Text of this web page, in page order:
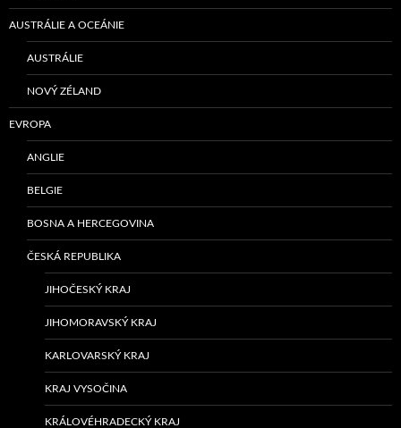
AUSTRÁLIE A OCEÁNIE
AUSTRÁLIE
NOVÝ ZÉLAND
EVROPA
ANGLIE
BELGIE
BOSNA A HERCEGOVINA
ČESKÁ REPUBLIKA
JIHOČESKÝ KRAJ
JIHOMORAVSKÝ KRAJ
KARLOVARSKÝ KRAJ
KRAJ VYSOČINA
KRÁLOVÉHRADECKÝ KRAJ